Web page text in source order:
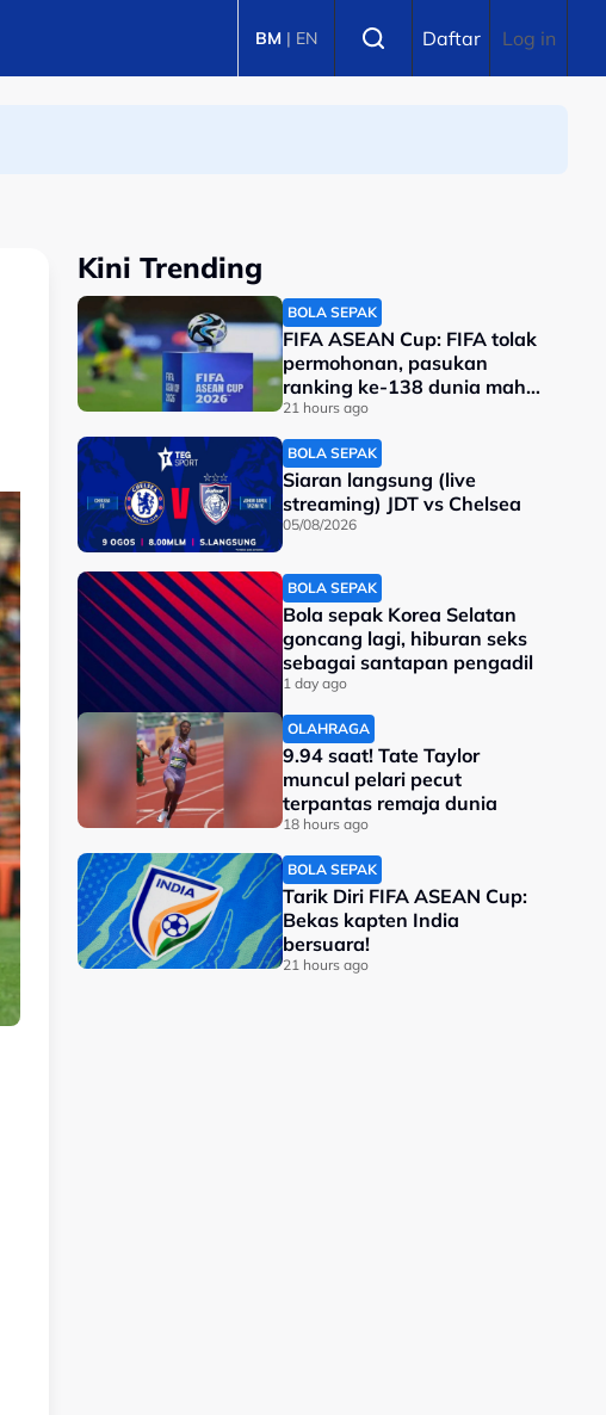
BM | EN Daftar Log in
Kini Trending
BOLA SEPAK
FIFA ASEAN Cup: FIFA tolak
permohonan, pasukan
ranking ke-138 dunia mahu
tarik diri?
21 hours ago
BOLA SEPAK
Siaran langsung (live
streaming) JDT vs Chelsea
05/08/2026
BOLA SEPAK
Bola sepak Korea Selatan
goncang lagi, hiburan seks
sebagai santapan pengadil
1 day ago
OLAHRAGA
9.94 saat! Tate Taylor
muncul pelari pecut
terpantas remaja dunia
18 hours ago
BOLA SEPAK
Tarik Diri FIFA ASEAN Cup:
Bekas kapten India
bersuara!
21 hours ago